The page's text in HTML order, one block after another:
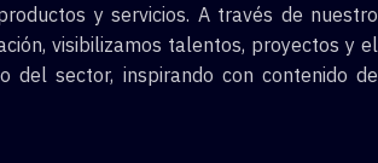
y servicios. A través de nuestro
visibilizamos talentos, proyectos y el
del sector, inspirando con contenido de